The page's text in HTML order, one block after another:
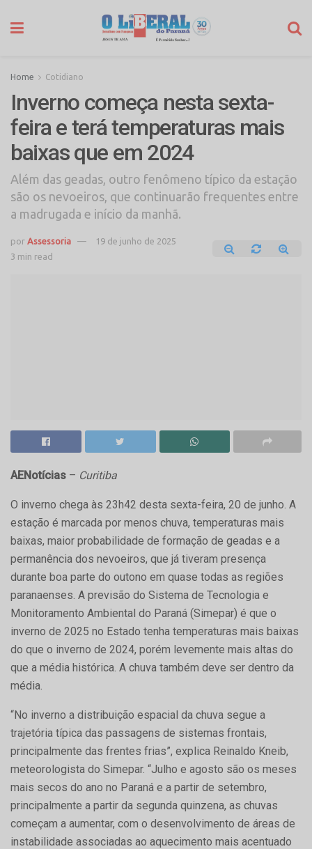
Home Cotidiano
Inverno começa nesta sexta-
feira e terá temperaturas mais
baixas que em 2024
Além das geadas, outro fenômeno típico da estação
são os nevoeiros, que continuarão frequentes entre
a madrugada e início da manhã.
por Assessoria
19 de junho de 2025
3 min read
AENotícias – Curitiba
O inverno chega às 23h42 desta sexta-feira, 20 de junho. A
estação é marcada por menos chuva, temperaturas mais
baixas, maior probabilidade de formação de geadas e a
permanência dos nevoeiros, que já tiveram presença
durante boa parte do outono em quase todas as regiões
paranaenses. A previsão do Sistema de Tecnologia e
Monitoramento Ambiental do Paraná (Simepar) é que o
inverno de 2025 no Estado tenha temperaturas mais baixas
do que o inverno de 2024, porém levemente mais altas do
que a média histórica. A chuva também deve ser dentro da
média.
“No inverno a distribuição espacial da chuva segue a
trajetória típica das passagens de sistemas frontais,
principalmente das frentes frias”, explica Reinaldo Kneib,
meteorologista do Simepar. “Julho e agosto são os meses
mais secos do ano no Paraná e a partir de setembro,
principalmente a partir da segunda quinzena, as chuvas
começam a aumentar, com o desenvolvimento de áreas de
instabilidade associadas ao aquecimento mais acentuado